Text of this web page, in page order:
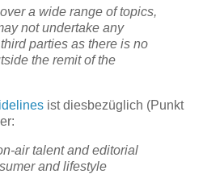
a wide range of topics,
not undertake any
parties as there is no
the remit of the
ist diesbezüglich (Punkt
air talent and editorial
and lifestyle